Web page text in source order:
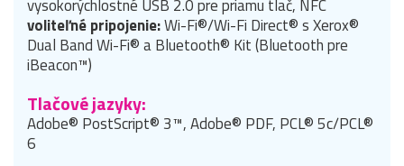
vysokorýchlostné USB 2.0 pre priamu tlač, NFC
voliteľné pripojenie:Wi-Fi®/Wi-Fi Direct® s Xerox®
Dual Band Wi-Fi® a Bluetooth® Kit (Bluetooth pre
iBeacon™)
Tlačové jazyky:
Adobe® PostScript® 3™, Adobe® PDF, PCL® 5c/PCL®
6